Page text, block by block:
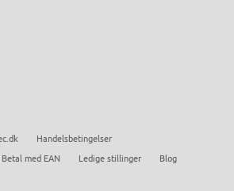
Handelsbetingelser
Betal med EAN Ledige stillinger
Blog